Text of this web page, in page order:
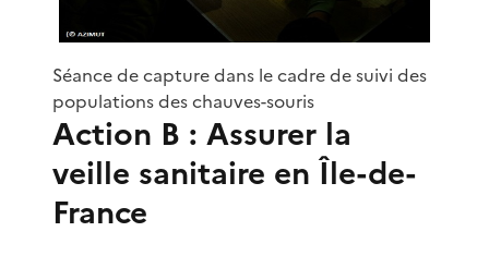
Séance de capture dans le cadre de suivi des
populations des chauves-souris
Action B : Assurer la
veille sanitaire en Île-de-
France